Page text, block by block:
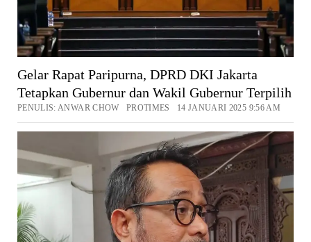
Gelar Rapat Paripurna, DPRD DKI Jakarta
Tetapkan Gubernur dan Wakil Gubernur Terpilih
PENULIS: ANWAR CHOW PROTIMES 14 JANUARI 2025 9:56 AM